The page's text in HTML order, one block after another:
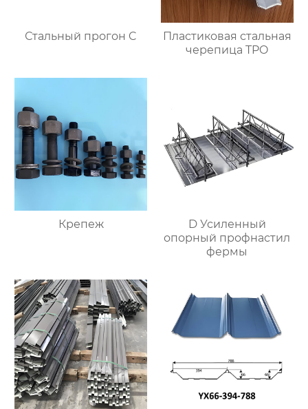
Стальный прогон C
Пластиковая стальная
черепица TPO
Крепеж
D Усиленный
опорный профнастил
фермы